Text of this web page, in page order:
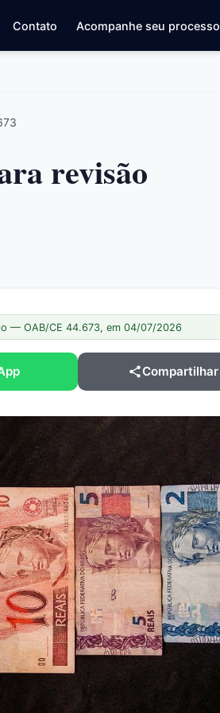
Contato Acompanhe seu processo
revisão
— OAB/CE 44.673, em 04/07/2026
Compartilhar